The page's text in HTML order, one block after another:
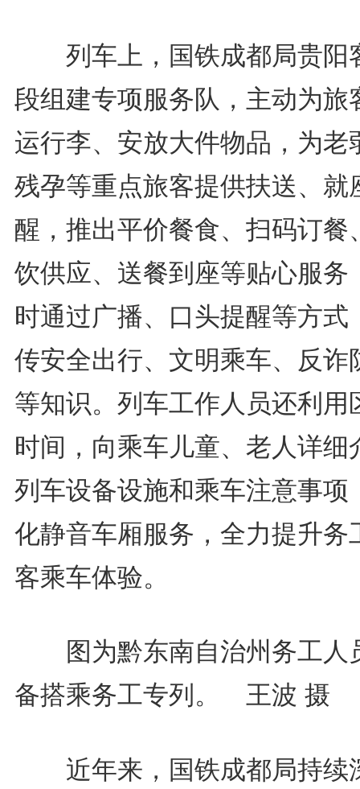
列车上，国铁成都局贵阳
段组建专项服务队，主动为旅
运行李、安放大件物品，为老
残孕等重点旅客提供扶送、就
醒，推出平价餐食、扫码订餐
饮供应、送餐到座等贴心服务
时通过广播、口头提醒等方式
传安全出行、文明乘车、反诈
等知识。列车工作人员还利用
时间，向乘车儿童、老人详细
列车设备设施和乘车注意事项
化静音车厢服务，全力提升务
客乘车体验。
图为黔东南自治州务工人
备搭乘务工专列。 王波 摄
近年来，国铁成都局持续